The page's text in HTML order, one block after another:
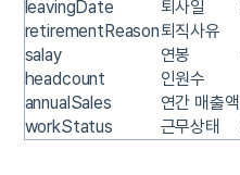
leavingDate
퇴사일
retirementReason퇴직사유
salay
연봉
headcount
인원수
annualSales
연간 매출액
workStatus
근무상태